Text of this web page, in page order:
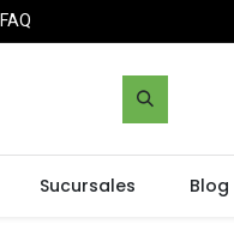
FAQ
Sucursales Blog